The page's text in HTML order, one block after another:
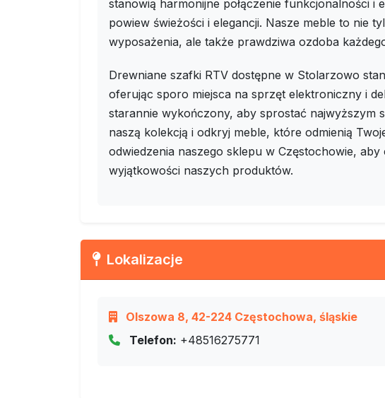
stanowią harmonijne połączenie funkcjonalności i
powiew świeżości i elegancji. Nasze meble to nie
wyposażenia, ale także prawdziwa ozdoba
Drewniane szafki RTV dostępne w Stolarzowo
oferując sporo miejsca na sprzęt elektroniczny i
starannie wykończony, aby sprostać najwyższym
naszą kolekcją i odkryj meble, które odmienią
odwiedzenia naszego sklepu w Częstochowie,
wyjątkowości naszych produktów.
Lokalizacje
Olszowa 8, 42-224 Częstochowa, śląskie
Telefon: +48516275771